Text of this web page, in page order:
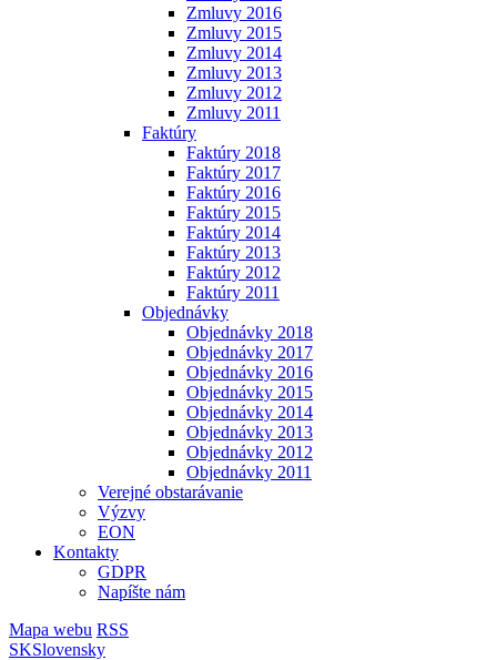
Zmluvy 2016
Zmluvy 2015
Zmluvy 2014
Zmluvy 2013
Zmluvy 2012
Zmluvy 2011
Faktúry
Faktúry 2018
Faktúry 2017
Faktúry 2016
Faktúry 2015
Faktúry 2014
Faktúry 2013
Faktúry 2012
Faktúry 2011
Objednávky
Objednávky 2018
Objednávky 2017
Objednávky 2016
Objednávky 2015
Objednávky 2014
Objednávky 2013
Objednávky 2012
Objednávky 2011
Verejné obstarávanie
Výzvy
EON
Kontakty
GDPR
Napíšte nám
Mapa webu RSS
SKSlovensky